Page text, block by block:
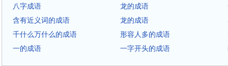
八字成语
龙的成语
含有近义词的成语
龙的成语
千什么万什么的成语
形容人多的成语
一的成语
一字开头的成语